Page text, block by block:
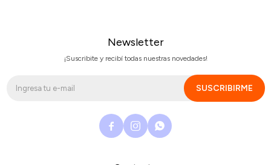
Newsletter
¡Suscribite y recibí todas nuestras novedades!
SUSCRIBIRME
  